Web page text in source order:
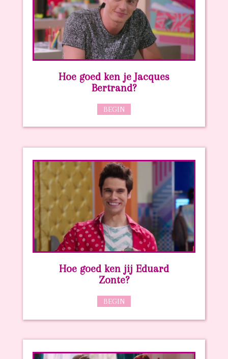
Hoe goed ken je Jacques
Bertrand?
BEGIN
Hoe goed ken jij Eduard
Zonte?
BEGIN